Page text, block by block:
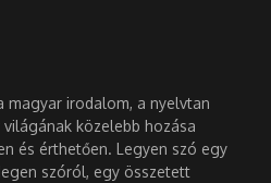
magyar irodalom, a nyelvtan
közelebb hozása
és érthetően. Legyen szó egy
szóról, egy összetett